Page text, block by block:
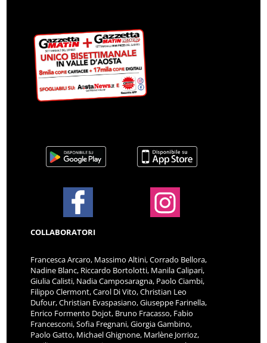
COLLABORATORI
Francesca Arcaro, Massimo Altini, Corrado Bellora,
Nadine Blanc, Riccardo Bortolotti, Manila Calipari,
Giulia Calisti, Nadia Camposaragna, Paolo Ciambi,
Filippo Clermont, Carol Di Vito, Christian Leo
Dufour, Christian Evaspasiano, Giuseppe Farinella,
Enrico Formento Dojot, Bruno Fracasso, Fabio
Francesconi, Sofia Fregnani, Giorgia Gambino,
Paolo Gatto, Michael Ghignone, Marlène Jorrioz,